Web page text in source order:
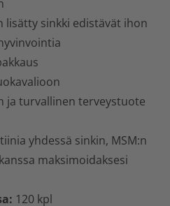
lisätty sinkki edistävät ihon
ja turvallinen terveystuote
yhdessä sinkin, MSM:n
maksimoidaksesi
120 kpl